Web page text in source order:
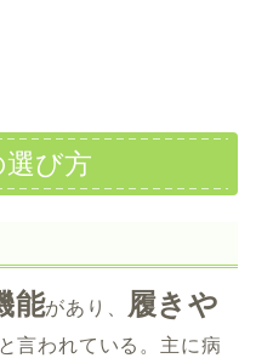
び方
能があり、
履きや
言われている。主に病